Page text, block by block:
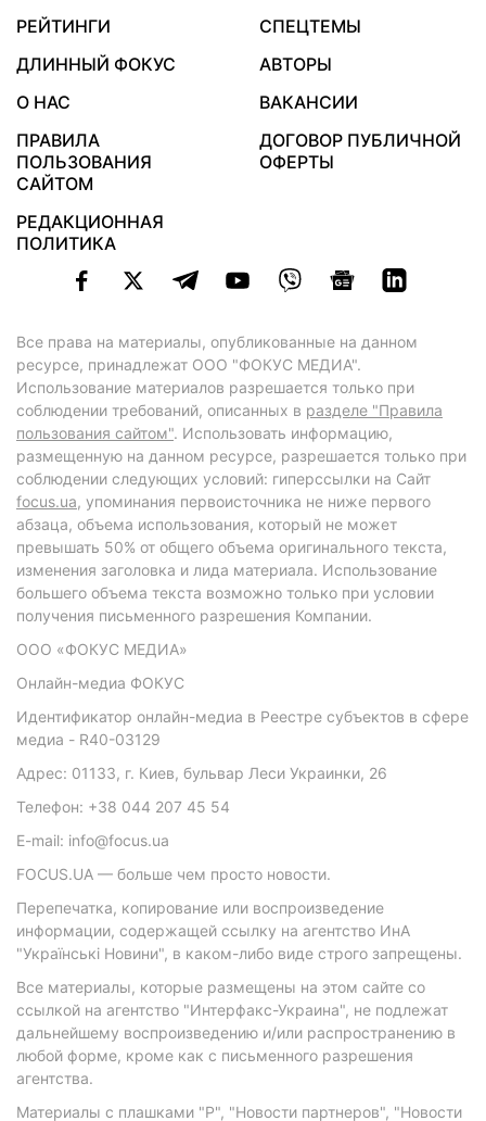
РЕЙТИНГИ
СПЕЦТЕМЫ
ДЛИННЫЙ ФОКУС
АВТОРЫ
О НАС
ВАКАНСИИ
ПРАВИЛА
ПОЛЬЗОВАНИЯ
САЙТОМ
ДОГОВОР ПУБЛИЧНОЙ
ОФЕРТЫ
РЕДАКЦИОННАЯ
ПОЛИТИКА
Все права на материалы, опубликованные на данном
ресурсе, принадлежат ООО "ФОКУС МЕДИА".
Использование материалов разрешается только при
соблюдении требований, описанных в разделе "Правила
пользования сайтом". Использовать информацию,
размещенную на данном ресурсе, разрешается только при
соблюдении следующих условий: гиперссылки на Сайт
focus.ua, упоминания первоисточника не ниже первого
абзаца, объема использования, который не может
превышать 50% от общего объема оригинального текста,
изменения заголовка и лида материала. Использование
большего объема текста возможно только при условии
получения письменного разрешения Компании.
ООО «ФОКУС МЕДИА»
Онлайн-медиа ФОКУС
Идентификатор онлайн-медиа в Реестре субъектов в сфере
медиа - R40-03129
Адрес: 01133, г. Киев, бульвар Леси Украинки, 26
Телефон: +38 044 207 45 54
E-mail: info@focus.ua
FOCUS.UA — больше чем просто новости.
Перепечатка, копирование или воспроизведение
информации, содержащей ссылку на агентство ИнА
"Українські Новини", в каком-либо виде строго запрещены.
Все материалы, которые размещены на этом сайте со
ссылкой на агентство "Интерфакс-Украина", не подлежат
дальнейшему воспроизведению и/или распространению в
любой форме, кроме как с письменного разрешения
агентства.
Материалы с плашками "Р", "Новости партнеров", "Новости